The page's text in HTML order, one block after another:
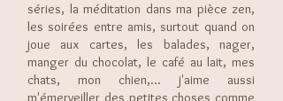
séries, la méditation dans ma pièce zen,
les soirées entre amis, surtout quand on
joue aux cartes, les balades, nager,
manger du chocolat, le café au lait, mes
chats, mon chien,... j'aime aussi
m'émerveiller des petites choses comme